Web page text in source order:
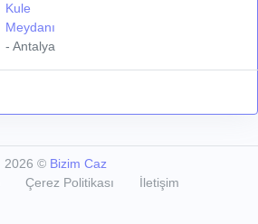
Kule
Meydanı
- Antalya
2026 © Bizim Caz
Çerez Politikası İletişim